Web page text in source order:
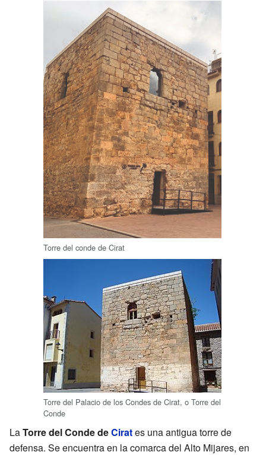
Torre del conde de Cirat
Torre del Palacio de los Condes de Cirat, o Torre del
Conde
LaTorre del Conde deCirates una antigua torre de
defensa. Se encuentra en la comarca del Alto Mijares, en